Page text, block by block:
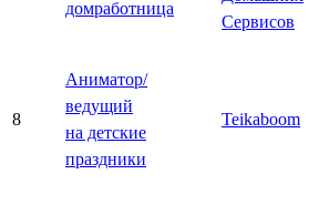
домработница
Сервисов
8
Аниматор/
ведущий
на детские
праздники
Teikaboom